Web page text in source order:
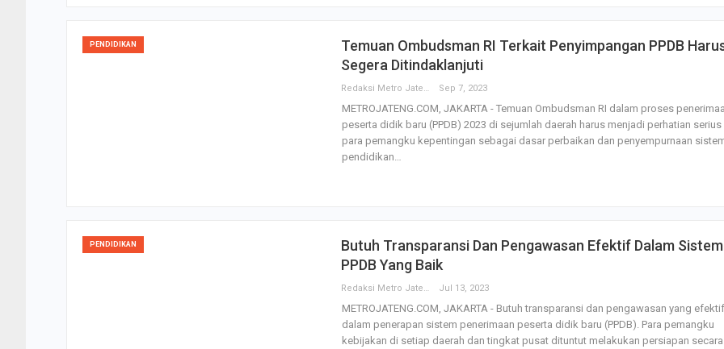
PENDIDIKAN
Temuan Ombudsman RI Terkait Penyimpangan PPDB
Segera Ditindaklanjuti
Redaksi Metro Jateng Sep 7, 2023
METROJATENG.COM, JAKARTA - Temuan Ombudsman RI dalam proses
peserta didik baru (PPDB) 2023 di sejumlah daerah harus menjadi perhatian serius
para pemangku kepentingan sebagai dasar perbaikan dan penyempurnaan
pendidikan…
PENDIDIKAN
Butuh Transparansi Dan Pengawasan Efektif Dalam Sistem
PPDB Yang Baik
Redaksi Metro Jateng Jul 13, 2023
METROJATENG.COM, JAKARTA - Butuh transparansi dan pengawasan yang efektif
dalam penerapan sistem penerimaan peserta didik baru (PPDB). Para pemangku
kebijakan di setiap daerah dan tingkat pusat dituntut melakukan persiapan secara